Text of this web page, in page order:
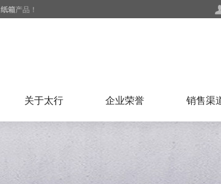
纸箱产品！
关于太行 企业荣誉 销售渠